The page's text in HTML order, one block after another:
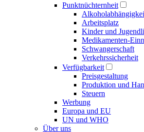
Punktnüchternheit
Arbeitsplatz
Kinder und
Medikamenten-
Schwangerschaft
Verkehrssicherheit
Verfügbarkeit
Preisgestaltung
Produktion und
Steuern
Werbung
Europa und EU
UN und WHO
Über uns